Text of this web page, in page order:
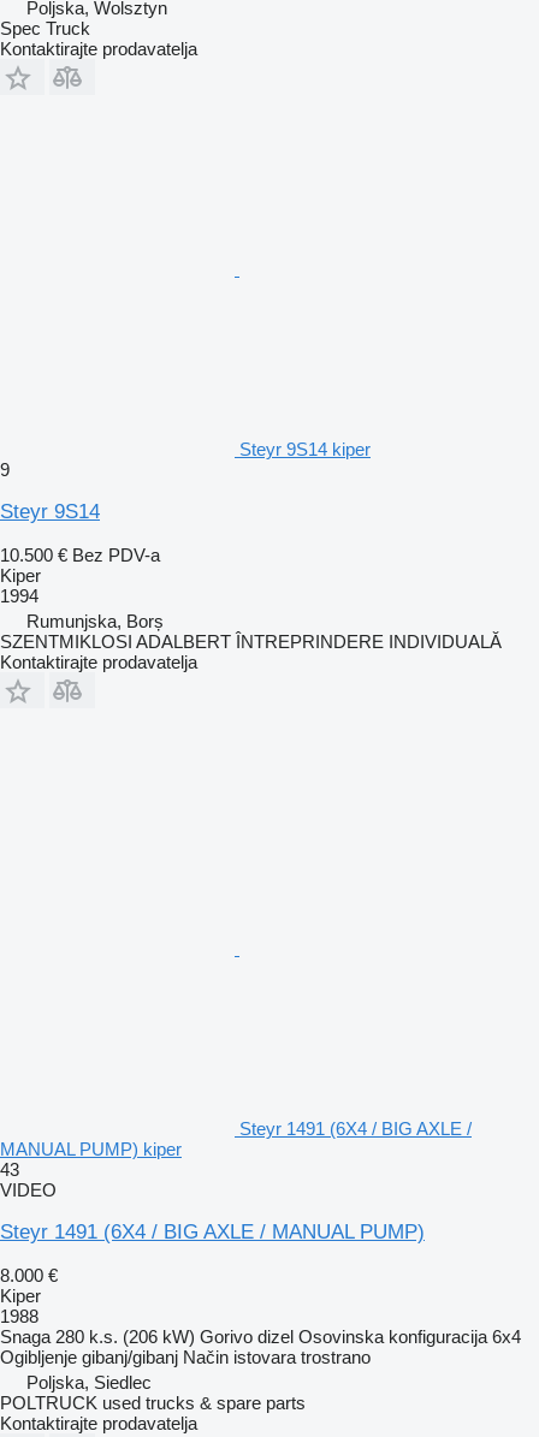
Poljska, Wolsztyn
Spec Truck
Kontaktirajte prodavatelja
Steyr 9S14 kiper
9
Steyr 9S14
10.500 € Bez PDV-a
Kiper
1994
Rumunjska, Borș
SZENTMIKLOSI ADALBERT ÎNTREPRINDERE INDIVIDUALĂ
Kontaktirajte prodavatelja
Steyr 1491 (6X4 / BIG AXLE /
MANUAL PUMP) kiper
43
VIDEO
Steyr 1491 (6X4 / BIG AXLE / MANUAL PUMP)
8.000 €
Kiper
1988
Snaga 280 k.s. (206 kW) Gorivo dizel Osovinska konfiguracija 6x4
Ogibljenje gibanj/gibanj Način istovara trostrano
Poljska, Siedlec
POLTRUCK used trucks & spare parts
Kontaktirajte prodavatelja